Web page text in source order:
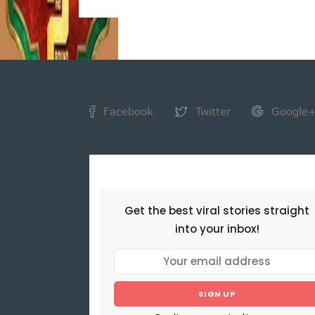
Facebook Twitter Google+
Get the best viral stories straight
into your inbox!
SIGN UP